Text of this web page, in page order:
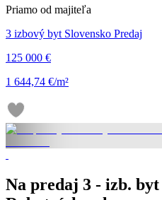
Priamo od majiteľa
3 izbový byt Slovensko Predaj
125 000 €
1 644,74 €/m²
Na predaj 3 - izb. byt